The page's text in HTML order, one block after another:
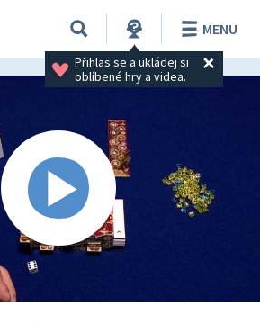
Přihlas se a ukládej si
oblíbené hry a videa.
MENU